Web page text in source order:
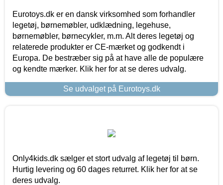
Eurotoys.dk er en dansk virksomhed som forhandler
legetøj, børnemøbler, udklædning, legehuse,
børnemøbler, børnecykler, m.m. Alt deres legetøj og
relaterede produkter er CE-mærket og godkendt i
Europa. De bestræber sig på at have alle de populære
og kendte mærker. Klik her for at se deres udvalg.
Se udvalget på Eurotoys.dk
Only4kids.dk sælger et stort udvalg af legetøj til børn.
Hurtig levering og 60 dages returret. Klik her for at se
deres udvalg.